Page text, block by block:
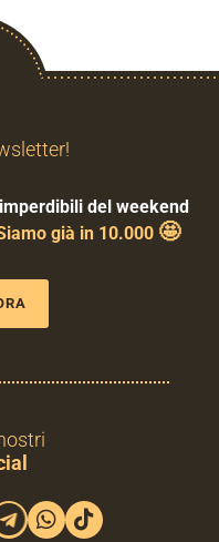
del weekend
già in 10.000 🤩